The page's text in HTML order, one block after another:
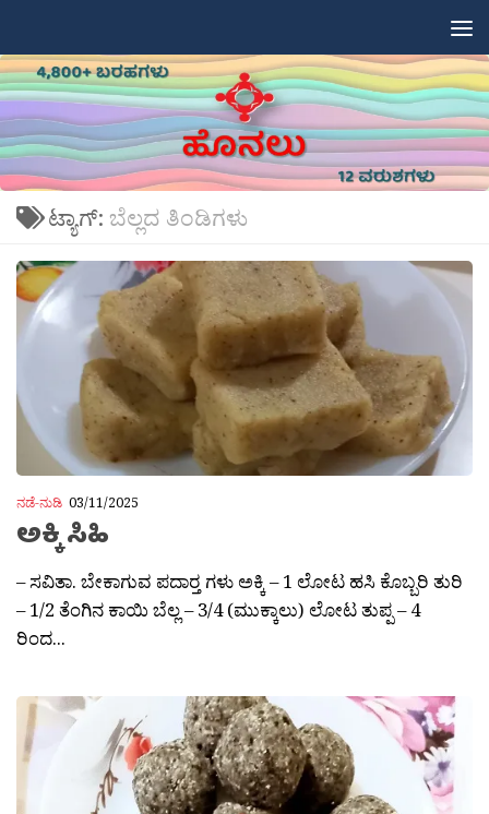
ಟ್ಯಾಗ್: ಬೆಲ್ಲದ ತಿಂಡಿಗಳು
ನಡೆ-ನುಡಿ 03/11/2025
ಅಕ್ಕಿ ಸಿಹಿ
– ಸವಿತಾ. ಬೇಕಾಗುವ ಪದಾರ‍್ತ ಗಳು ಅಕ್ಕಿ – 1 ಲೋಟ ಹಸಿ ಕೊಬ್ಬರಿ ತುರಿ
– 1/2 ತೆಂಗಿನ ಕಾಯಿ ಬೆಲ್ಲ – 3/4 (ಮುಕ್ಕಾಲು) ಲೋಟ ತುಪ್ಪ – 4
ರಿಂದ...